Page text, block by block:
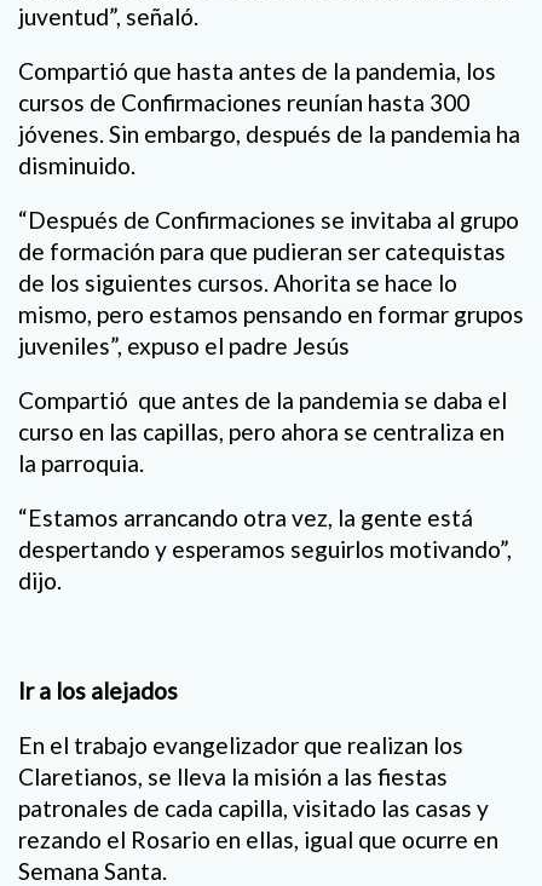
juventud”, señaló.
Compartió que hasta antes de la pandemia, los
cursos de Confirmaciones reunían hasta 300
jóvenes. Sin embargo, después de la pandemia ha
disminuido.
“Después de Confirmaciones se invitaba al grupo
de formación para que pudieran ser catequistas
de los siguientes cursos. Ahorita se hace lo
mismo, pero estamos pensando en formar grupos
juveniles”, expuso el padre Jesús
Compartió que antes de la pandemia se daba el
curso en las capillas, pero ahora se centraliza en
la parroquia.
“Estamos arrancando otra vez, la gente está
despertando y esperamos seguirlos motivando”,
dijo.
Ir a los alejados
En el trabajo evangelizador que realizan los
Claretianos, se lleva la misión a las fiestas
patronales de cada capilla, visitado las casas y
rezando el Rosario en ellas, igual que ocurre en
Semana Santa.